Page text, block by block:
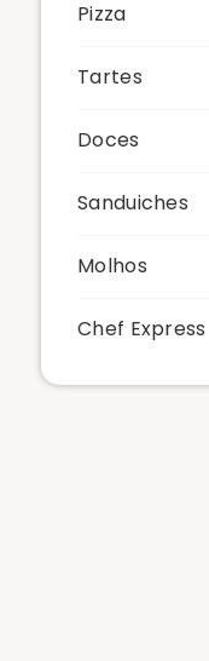
Pizza
Tartes
Doces
Sanduiches
Molhos
Chef Express